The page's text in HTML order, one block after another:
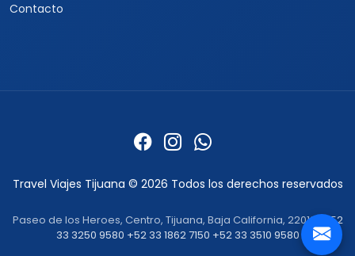
Contacto
Travel Viajes Tijuana © 2026 Todos los derechos reservados
Paseo de los Heroes, Centro, Tijuana, Baja California, 22010 · +52
33 3250 9580 +52 33 1862 7150 +52 33 3510 9580